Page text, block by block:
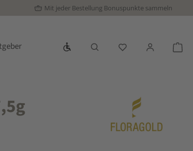
Mit jeder Bestellung Bonuspunkte sammeln
Werkzeugleiste anzeigen
Du hast 0